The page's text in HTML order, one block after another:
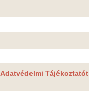
Adatvédelmi Tájékoztatót